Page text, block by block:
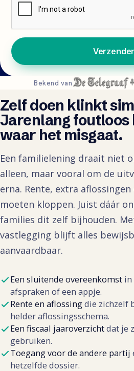
Bekend van
Zelf doen klinkt
Jarenlang foutloos
waar het misgaat.
Een familielening draait niet
alleen, maar vooral om de
erna. Rente, extra
moeten kloppen. Juist dáár
families dit zelf bijhouden.
vastlegging blijft alles
aanvaardbaar.
Een sluitende overeenkomst in
afspraken of een appje.
Rente en aflossingdie zichzelf
helder aflossingsschema.
Een fiscaal jaaroverzichtdat je
gebruiken.
Toegang voor de andere partij
hetzelfde dossier.